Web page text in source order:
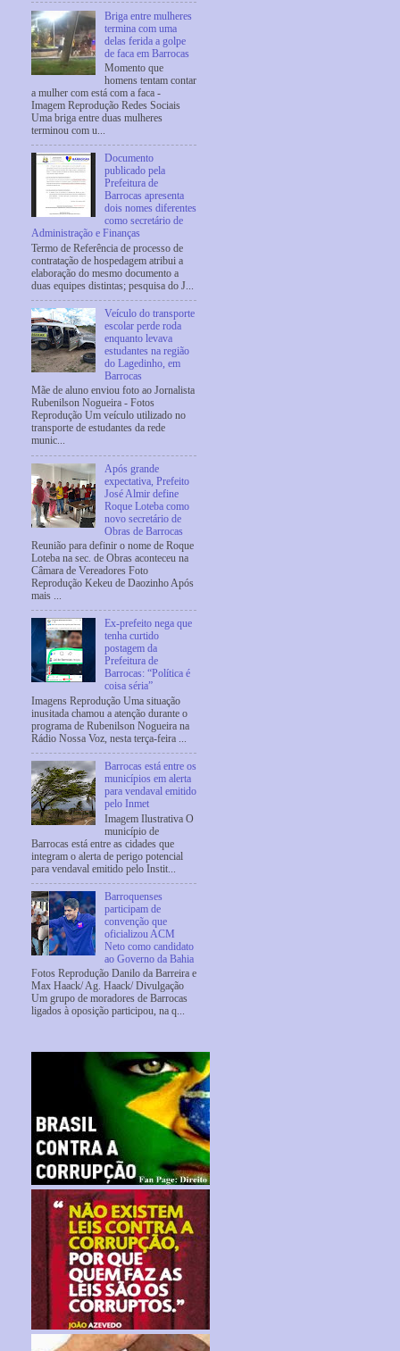
Briga entre mulheres
termina com uma
delas ferida a golpe
de faca em Barrocas
Momento que
homens tentam contar
a mulher com está com a faca -
Imagem Reprodução Redes Sociais
Uma briga entre duas mulheres
terminou com u...
Documento
publicado pela
Prefeitura de
Barrocas apresenta
dois nomes diferentes
como secretário de
Administração e Finanças
Termo de Referência de processo de
contratação de hospedagem atribui a
elaboração do mesmo documento a
duas equipes distintas; pesquisa do J...
Veículo do transporte
escolar perde roda
enquanto levava
estudantes na região
do Lagedinho, em
Barrocas
Mãe de aluno enviou foto ao Jornalista
Rubenilson Nogueira - Fotos
Reprodução Um veículo utilizado no
transporte de estudantes da rede
munic...
Após grande
expectativa, Prefeito
José Almir define
Roque Loteba como
novo secretário de
Obras de Barrocas
Reunião para definir o nome de Roque
Loteba na sec. de Obras aconteceu na
Câmara de Vereadores Foto
Reprodução Kekeu de Daozinho Após
mais ...
Ex-prefeito nega que
tenha curtido
postagem da
Prefeitura de
Barrocas: “Política é
coisa séria”
Imagens Reprodução Uma situação
inusitada chamou a atenção durante o
programa de Rubenilson Nogueira na
Rádio Nossa Voz, nesta terça-feira ...
Barrocas está entre os
municípios em alerta
para vendaval emitido
pelo Inmet
Imagem Ilustrativa O
município de
Barrocas está entre as cidades que
integram o alerta de perigo potencial
para vendaval emitido pelo Instit...
Barroquenses
participam de
convenção que
oficializou ACM
Neto como candidato
ao Governo da Bahia
Fotos Reprodução Danilo da Barreira e
Max Haack/ Ag. Haack/ Divulgação
Um grupo de moradores de Barrocas
ligados à oposição participou, na q...